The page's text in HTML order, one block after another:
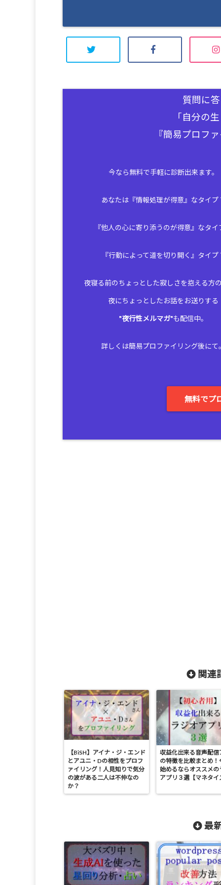
質問に
「自分の
『簡易プロフ
今なら無料で手軽に診断出来ます。
あなたは『情報処理が得意』なタイプ
『他人の心に寄り添うのが得意』なタイ
『行動によって道を切り開く』タイプ
夜寝る前のちょっとした寂しさを抱える方
夜にちょっとしたお話をお送りする
"夜行性メルマガ"も配信中。
詳しくは簡易プロファイリング後にて
無料でプ
関連
【BiSH】アイナ・ジ・エンド
とアユニ・Dの相性をプロフ
ァイリング！人見知りで気分
の波がある二人は不仲なの
か？
収益化出来る音声配信
の特徴を比較まとめ！
始めるならオススメの
アプリ３選【マネタイ
最